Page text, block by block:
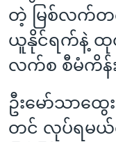
တဲ့ မြစ်လက်တ
ယူနိုင်ရက်နဲ့ ထု
လက်စ စီမံကိန်
ဦးမော်သာထွေ
တင် လုပ်ရမယ်